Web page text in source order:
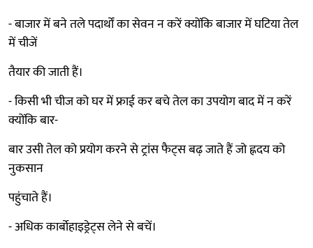
- बाजार में बने तले पदार्थों का सेवन न करें क्योंकि बाजार में घटिया तेल
में चीजें
तैयार की जाती हैं।
- किसी भी चीज को घर में फ्राई कर बचे तेल का उपयोग बाद में न करें
क्योंकि बार-
बार उसी तेल को प्रयोग करने से ट्रांस फैट्स बढ़ जाते हैं जो ह्नदय को
नुकसान
पहुंचाते हैं।
- अधिक कार्बोहाइड्रेट्स लेने से बचें।